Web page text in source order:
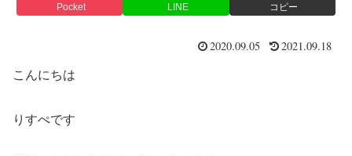
Pocket LINE コピー
2020.09.05 2021.09.18
こんにちは
りすぺです